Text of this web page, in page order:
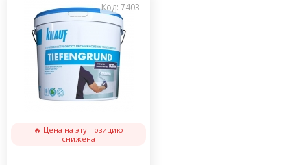
Код: 7403
🔥 Цена на эту позицию
снижена